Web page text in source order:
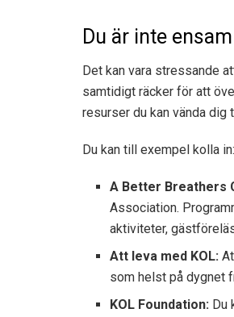
Du är inte ensam
Det kan vara stressande
samtidigt räcker för att
resurser du kan vända dig
Du kan till exempel kolla in:
A Better Breathers
Association.
aktiviteter,
Att leva med KOL:
som helst på dygnet
KOL Foundation: Du